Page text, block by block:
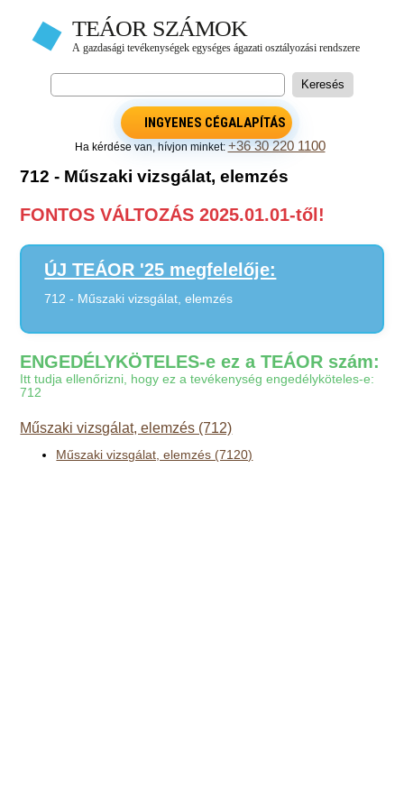
INGYENES CÉGALAPÍTÁS
Ha kérdése van, hívjon minket:+36 30 220 1100
712 - Műszaki vizsgálat, elemzés
FONTOS VÁLTOZÁS 2025.01.01-től!
ÚJ TEÁOR '25 megfelelője:
712 - Műszaki vizsgálat, elemzés
ENGEDÉLYKÖTELES-e ez a TEÁOR szám:
Itt tudja ellenőrizni, hogy ez a tevékenység engedélyköteles-e:
712
Műszaki vizsgálat, elemzés (712)
Műszaki vizsgálat, elemzés (7120)